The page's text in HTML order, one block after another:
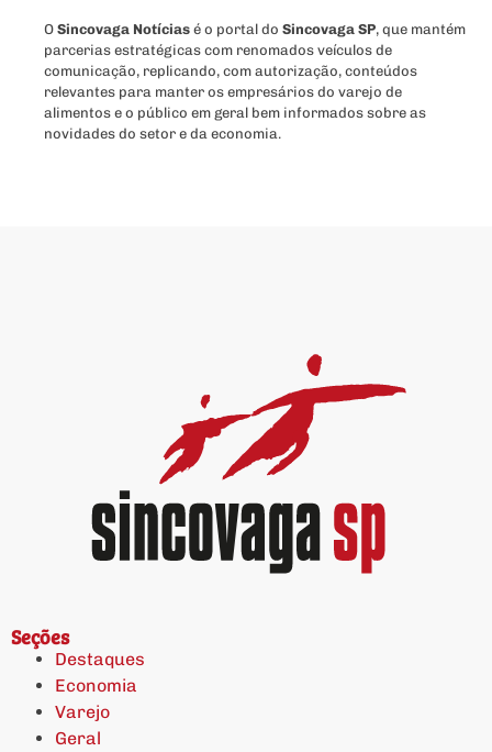
O Sincovaga Notícias é o portal do Sincovaga SP, que mantém
parcerias estratégicas com renomados veículos de
comunicação, replicando, com autorização, conteúdos
relevantes para manter os empresários do varejo de
alimentos e o público em geral bem informados sobre as
novidades do setor e da economia.
Seções
Destaques
Economia
Varejo
Geral